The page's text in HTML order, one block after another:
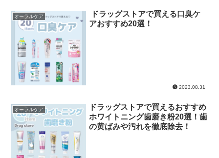
オーラルケア
ドラッグストアで買える口臭ケ
アおすすめ20選！
2023.08.31
オーラルケア
ドラッグストアで買えるおすすめ
ホワイトニング歯磨き粉20選！歯
の黄ばみや汚れを徹底除去！